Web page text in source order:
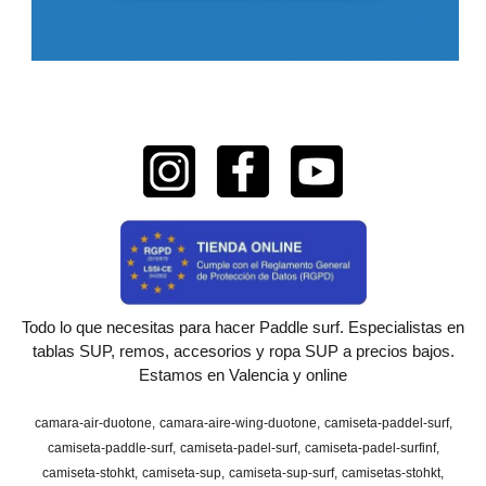
Todo lo que necesitas para hacer Paddle surf. Especialistas en
tablas SUP, remos, accesorios y ropa SUP a precios bajos.
Estamos en Valencia y online
camara-air-duotone camara-aire-wing-duotone camiseta-paddel-surf
camiseta-paddle-surf camiseta-padel-surf camiseta-padel-surfinf
camiseta-stohkt camiseta-sup camiseta-sup-surf camisetas-stohkt